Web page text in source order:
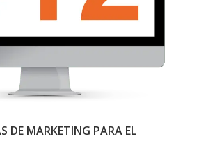
DE MARKETING PARA EL